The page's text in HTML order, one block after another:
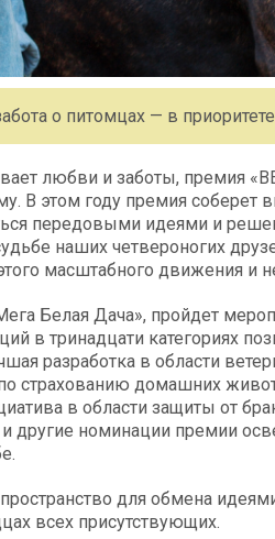
о питомцах — в
любви и заботы, премия
В этом году премия соберет
передовыми идеями и
наших четвероногих
масштабного движения и
Белая Дача», пройдет
в тринадцати категориях
разработка в области
страхованию домашних
в области защиты от
другие номинации премии
для обмена
всех присутствующих.